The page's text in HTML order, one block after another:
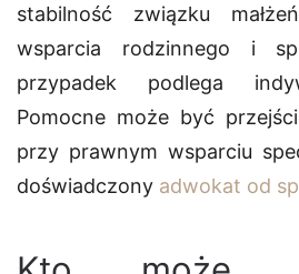
stabilność związku
wsparcia rodzinnego i
przypadek podlega
Pomocne może być
przy prawnym wsparciu
doświadczony adwokat od